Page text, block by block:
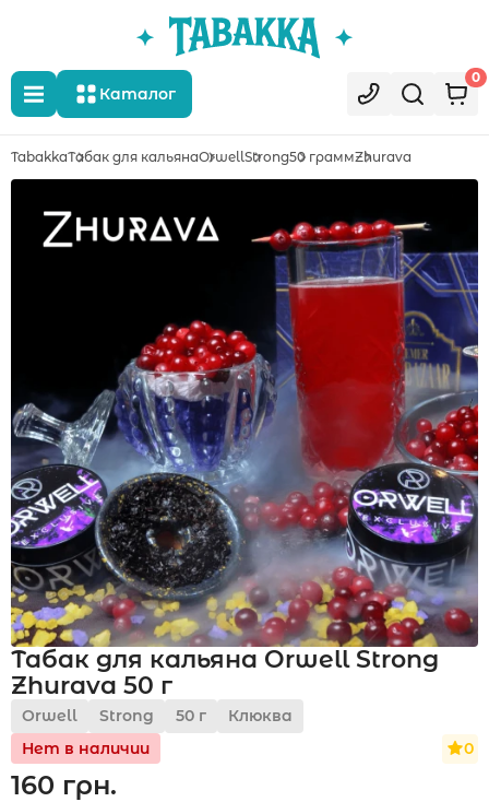
Каталог
0
Акции
Укр
TabakkaТабак для кальянаOrwellStrong50 граммZhurava
Табак для кальяна Orwell Strong
Zhurava 50 г
Orwell Strong 50 г
Клюква
Нет в наличии
0
160 грн.